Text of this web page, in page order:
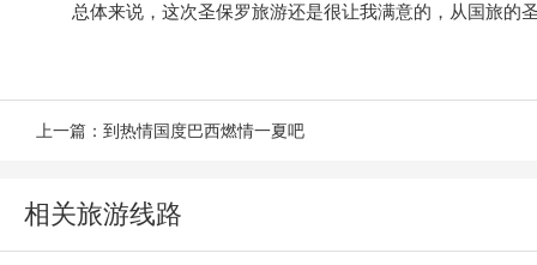
总体来说，这次圣保罗旅游还是很让我满意的，从国旅的
上一篇： 到热情国度巴西燃情一夏吧
相关旅游线路